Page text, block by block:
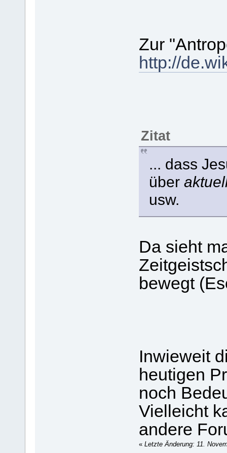
Zur
http://
Zitat
... dass
über
usw.
Da sieht
bewegt
Inwieweit
heutigen
noch
Vielleicht
andere
« Letzte Änderung: 11.